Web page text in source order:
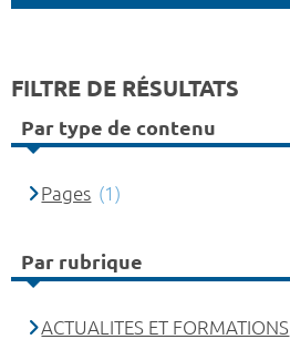
FILTRE DE RÉSULTATS
Par type de contenu
Pages (1)
Par rubrique
ACTUALITES ET FORMATIONS